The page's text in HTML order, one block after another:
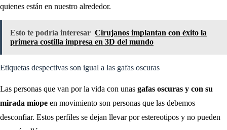
quienes están en nuestro alrededor.
Esto te podría interesar Cirujanos implantan con éxito la
primera costilla impresa en 3D del mundo
Etiquetas despectivas son igual a las gafas oscuras
Las personas que van por la vida con unas gafas oscuras y con su
mirada miope en movimiento son personas que las debemos
desconfiar. Estos perfiles se dejan llevar por estereotipos y no pueden